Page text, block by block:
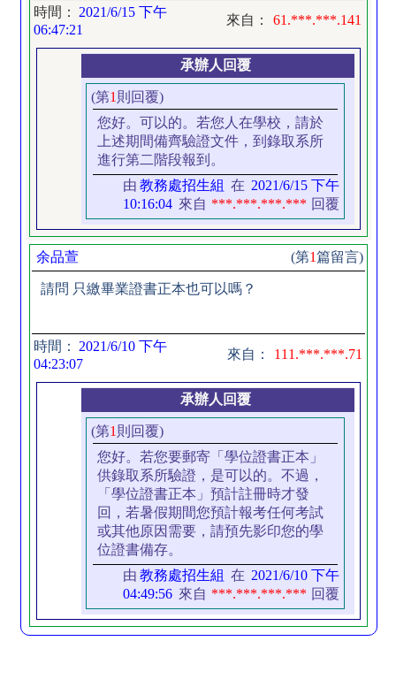
時間：
2021/6/15 下午
06:47:21
來自： 61.***.***.141
承辦人回覆
(第1 則回覆)
您好。可以的。若您人在學校，請於
上述期間備齊驗證文件，到錄取系所
進行第二階段報到。
由 教務處招生組 在 2021/6/15 下午
10:16:04 來自 ***.***.***.*** 回覆
余品萱 (第1篇留言)
請問 只繳畢業證書正本也可以嗎？
時間：
2021/6/10 下午
04:23:07
來自： 111.***.***.71
承辦人回覆
(第1 則回覆)
您好。若您要郵寄「學位證書正本」
供錄取系所驗證，是可以的。不過，
「學位證書正本」預計註冊時才發
回，若暑假期間您預計報考任何考試
或其他原因需要，請預先影印您的學
位證書備存。
由 教務處招生組 在 2021/6/10 下午
04:49:56 來自 ***.***.***.*** 回覆